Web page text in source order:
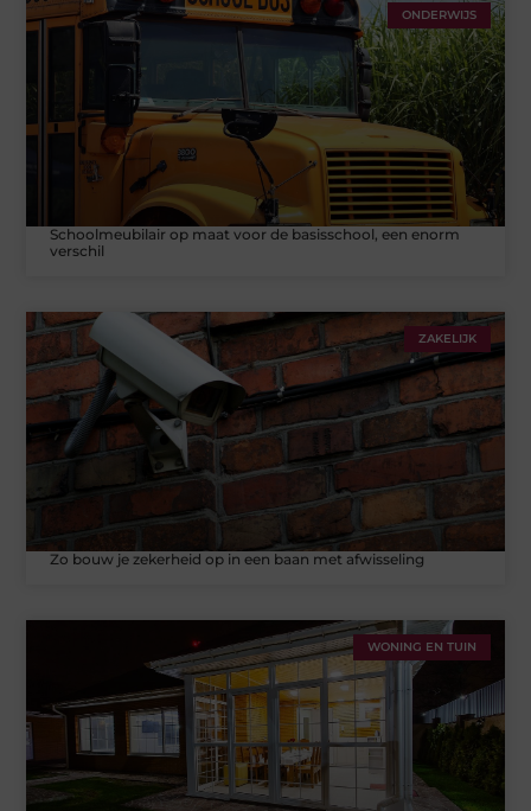
ONDERWIJS
Schoolmeubilair op maat voor de basisschool, een enorm
verschil
ZAKELIJK
Zo bouw je zekerheid op in een baan met afwisseling
WONING EN TUIN